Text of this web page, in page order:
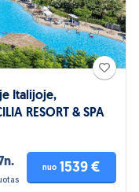
Italijoje,
RESORT & SPA
nuo 1539 €